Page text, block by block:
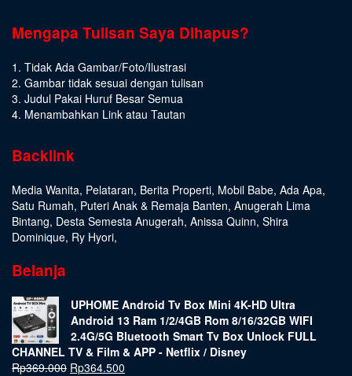
Mengapa Tulisan Saya Dihapus?
1. Tidak Ada Gambar/Foto/Ilustrasi
2. Gambar tidak sesuai dengan tulisan
3. Judul Pakai Huruf Besar Semua
4. Menambahkan Link atau Tautan
Backlink
Media Wanita, Pelataran, Berita Properti, Mobil Babe, Ada Apa,
Satu Rumah, Puteri Anak & Remaja Banten, Anugerah Lima
Bintang, Desta Semesta Anugerah, Anissa Quinn, Shira
Dominique, Ry Hyori,
Belanja
UPHOME Android Tv Box Mini 4K-HD Ultra
Android 13 Ram 1/2/4GB Rom 8/16/32GB WIFI
2.4G/5G Bluetooth Smart Tv Box Unlock FULL
CHANNEL TV & Film & APP - Netflix / Disney
Rp369.000 Rp364.500